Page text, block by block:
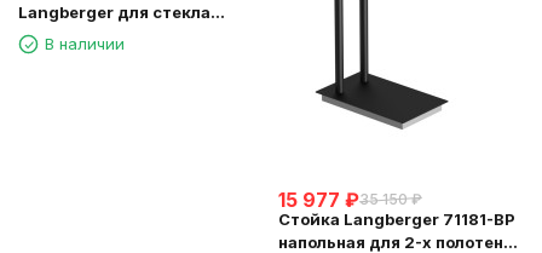
Langberger для стекла
зеркала хром (74183)
В наличии
15 977 ₽35 150 ₽
Стойка Langberger 71181-BP
напольная для 2-х полотенец